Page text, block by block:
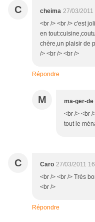
C cheima 27/03/2011
<br /> <br /> c'est
en
chère,un plaisir de
/> <br /> <br />
Répondre
M ma-ger-de
<br /> <br
tout le
C Caro 27/03/2011
<br /> <br /> Très
<br />
Répondre